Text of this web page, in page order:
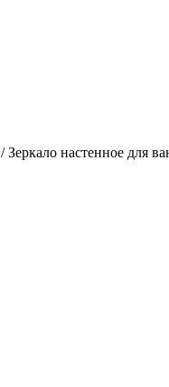
/ Зеркало настенное для